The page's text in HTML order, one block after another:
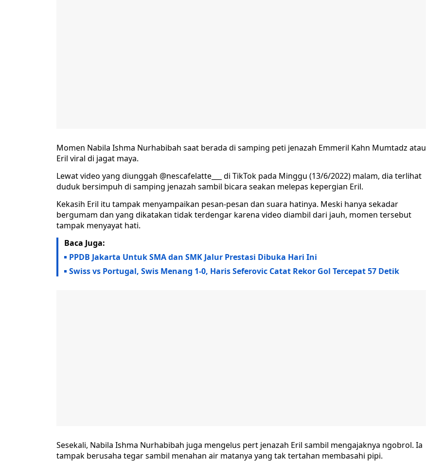
Momen Nabila Ishma Nurhabibah saat berada di samping peti jenazah Emmeril Kahn Mumtadz atau
Eril viral di jagat maya.
Lewat video yang diunggah @nescafelatte___ di TikTok pada Minggu (13/6/2022) malam, dia terlihat
duduk bersimpuh di samping jenazah sambil bicara seakan melepas kepergian Eril.
Kekasih Eril itu tampak menyampaikan pesan-pesan dan suara hatinya. Meski hanya sekadar
bergumam dan yang dikatakan tidak terdengar karena video diambil dari jauh, momen tersebut
tampak menyayat hati.
Baca Juga:
PPDB Jakarta Untuk SMA dan SMK Jalur Prestasi Dibuka Hari Ini
Swiss vs Portugal, Swis Menang 1-0, Haris Seferovic Catat Rekor Gol Tercepat 57 Detik
Sesekali, Nabila Ishma Nurhabibah juga mengelus pert jenazah Eril sambil mengajaknya ngobrol. Ia
tampak berusaha tegar sambil menahan air matanya yang tak tertahan membasahi pipi.